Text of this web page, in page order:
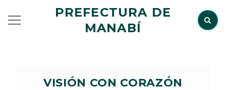
PREFECTURA DE
MANABÍ
VISIÓN CON CORAZÓN